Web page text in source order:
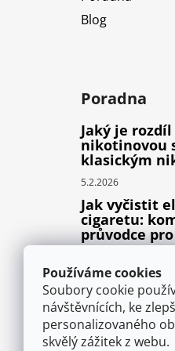
Používáme cookies
Soubory cookie
návštěvnících, ke
personalizovaného
skvělý zážitek z webu.
Blog
Poradna
Jaký je
nikotinovou
klasickým
5.2.2026
Jak vyčistit
cigaretu:
průvodce
Proč prská
cigareta (e-
1.9.2025